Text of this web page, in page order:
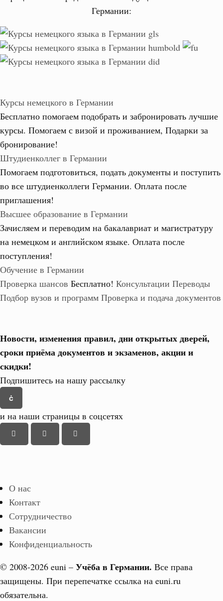
Германии:
Курсы немецкого в Германии
Бесплатно помогаем подобрать и забронировать лучшие
курсы. Помогаем с визой и проживанием, Подарки за
бронирование!
Штудиенколлег в Германии
Помогаем подготовиться, подать документы и поступить
во все штудиенколлеги Германии. Оплата после
приглашения!
Высшее образование в Германии
Зачисляем и переводим на бакалавриат и магистратуру
на немецком и английском языке. Оплата после
поступления!
Обучение в Германии
Проверка шансов Бесплатно! Консультации Переводы
Подбор вузов и программ Проверка и подача документов
Новости, изменения правил, дни открытых дверей,
сроки приёма документов и экзаменов, акции и
скидки!
Подпишитесь на нашу рассылку
и на наши страницы в соцсетях
О нас
Контакт
Сотрудничество
Вакансии
Конфиденциальность
© 2008-2026 euni – Учёба в Германии. Все права
защищены. При перепечатке ссылка на euni.ru
обязательна.